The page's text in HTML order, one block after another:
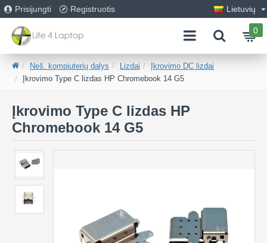
Prisijungti Registruotis Lietuvių
0
Neš. kompiuterių dalys Lizdai
Įkrovimo DC lizdai
Įkrovimo Type C lizdas HP Chromebook 14 G5
Įkrovimo Type C lizdas HP
Chromebook 14 G5